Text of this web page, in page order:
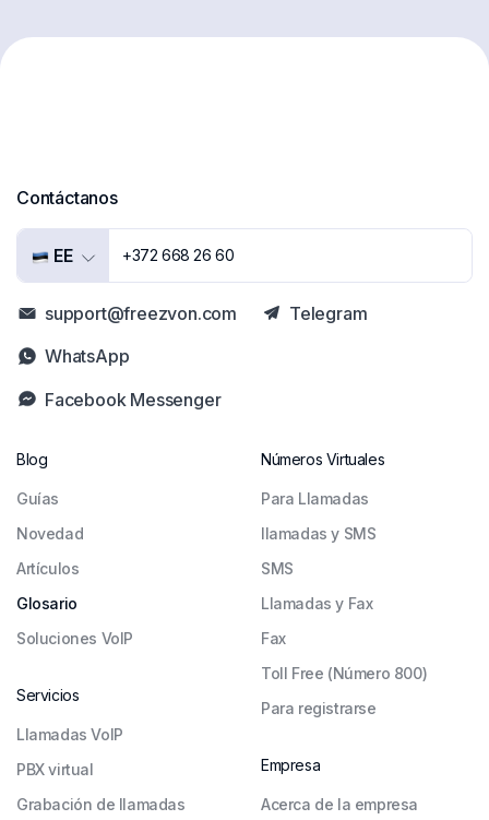
Contáctanos
EE +372 668 26 60
support@freezvon.com
Facebook Messenger
Telegram
WhatsApp
Blog
Guías
Novedad
Artículos
Glosario
Soluciones VoIP
Servicios
Llamadas VoIP
PBX virtual
Grabación de llamadas
Números Virtuales
Para Llamadas
llamadas y SMS
SMS
Llamadas y Fax
Fax
Toll Free (Número 800)
Para registrarse
Empresa
Acerca de la empresa